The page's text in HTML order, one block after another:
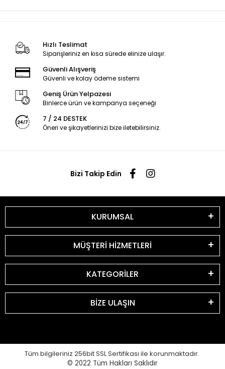
Hızlı Teslimat
Siparişleriniz en kısa sürede elinize ulaşır.
Güvenli Alışveriş
Güvenli ve kolay ödeme sistemi
Geniş Ürün Yelpazesi
Binlerce ürün ve kampanya seçeneği
7 / 24 DESTEK
Öneri ve şikayetlerinizi bize iletebilirsiniz.
Bizi Takip Edin
KURUMSAL
MÜŞTERİ HİZMETLERİ
KATEGORİLER
BİZE ULAŞIN
Tüm bilgileriniz 256bit SSL Sertifikası ile korunmaktadır.
© 2022 Tüm Hakları Saklıdır